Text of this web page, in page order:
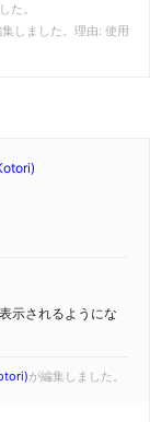
た。
集しました。理由: 使用
示されるようにな
が編集しました。